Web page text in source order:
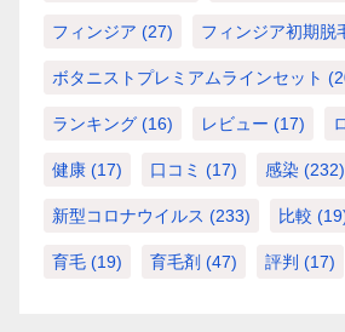
フィンジア (27) フィンジア初期脱
ボタニストプレミアムラインセット
ランキング (16) レビュー (17)
健康 (17) 口コミ (17) 感染 (232)
新型コロナウイルス (233) 比較
育毛 (19) 育毛剤 (47) 評判 (17)